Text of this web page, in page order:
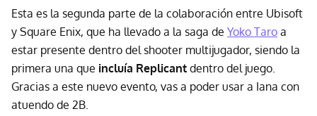
Esta es la segunda parte de la colaboración entre Ubisoft
y Square Enix, que ha llevado a la saga de Yoko Taro a
estar presente dentro del shooter multijugador, siendo la
primera una que incluía Replicant dentro del juego.
Gracias a este nuevo evento, vas a poder usar a Iana con
atuendo de 2B.